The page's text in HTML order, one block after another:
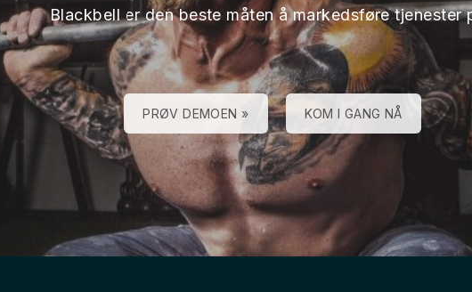
Blackbell er den beste måten å markedsføre tjenester
PRØV DEMOEN » KOM I GANG NÅ